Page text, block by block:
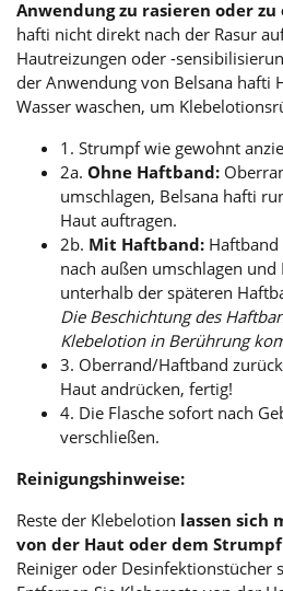
Anwendung zu rasieren oder
hafti nicht direkt nach der Rasur
Hautreizungen oder -
der Anwendung von Belsana hafti
Wasser waschen, um
1. Strumpf wie gewohnt
2a. Ohne Haftband:
umschlagen, Belsana hafti
Haut auftragen.
2b. Mit Haftband:
nach außen umschlagen
unterhalb der späteren
Die Beschichtung des
Klebelotion in Berührung
3. Oberrand/Haftband
Haut andrücken, fertig!
4. Die Flasche sofort nach
verschließen.
Reinigungshinweise:
Reste der Klebelotion lassen sich
von der Haut oder dem
Reiniger oder Desinfektionstücher